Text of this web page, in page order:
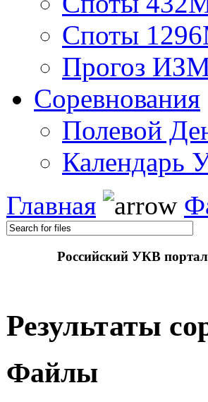
Споты
Прогоз
Соревнования
Полевой
Календарь
Главная
Российский УКВ
Результаты
Файлы